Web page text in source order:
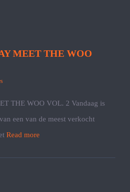
MEET THE WOO
THE WOO VOL. 2 Vandaag is
een van de meest verkocht
Read more